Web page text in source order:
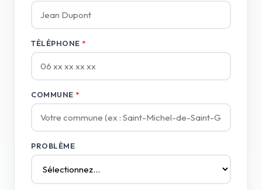
TÉLÉPHONE *
COMMUNE *
PROBLÈME